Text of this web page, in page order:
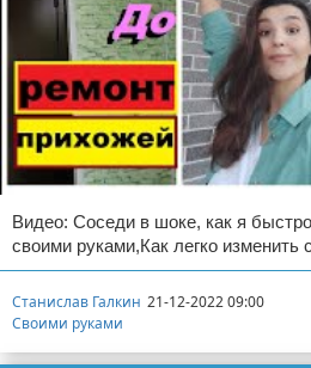
Видео: Соседи в шоке, как я
своими руками,Как легко
Станислав Галкин 21-12-2022 09:00
Своими руками